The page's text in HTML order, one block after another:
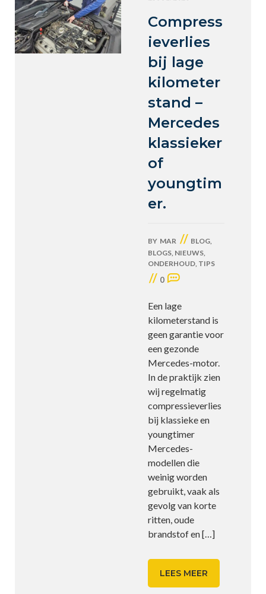
Compress
ieverlies
bij lage
kilometer
stand –
Mercedes
klassieker
of
youngtim
er.
BY MAR // BLOG,
BLOGS, NIEUWS,
ONDERHOUD, TIPS
// 0
Een lage
kilometerstand is
geen garantie voor
een gezonde
Mercedes-motor.
In de praktijk zien
wij regelmatig
compressieverlies
bij klassieke en
youngtimer
Mercedes-
modellen die
weinig worden
gebruikt, vaak als
gevolg van korte
ritten, oude
brandstof en[…]
LEES MEER